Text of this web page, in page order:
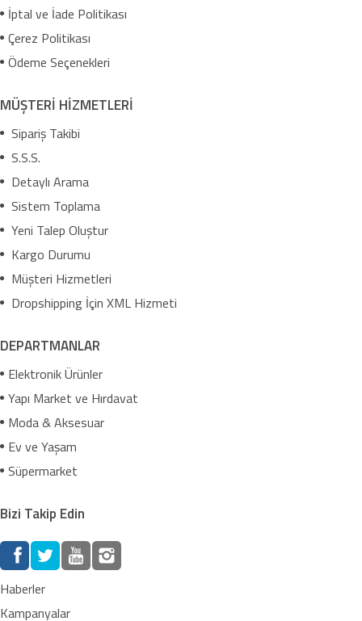
İptal ve İade Politikası
Çerez Politikası
Ödeme Seçenekleri
MÜŞTERİ HİZMETLERİ
Sipariş Takibi
S.S.S.
Detaylı Arama
Sistem Toplama
Yeni Talep Oluştur
Kargo Durumu
Müşteri Hizmetleri
Dropshipping İçin XML Hizmeti
DEPARTMANLAR
Elektronik Ürünler
Yapı Market ve Hırdavat
Moda & Aksesuar
Ev ve Yaşam
Süpermarket
Bizi Takip Edin
Haberler
Kampanyalar